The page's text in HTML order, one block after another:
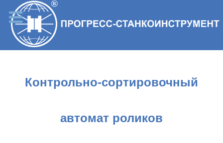
Контрольно-сортировочный
автомат роликов